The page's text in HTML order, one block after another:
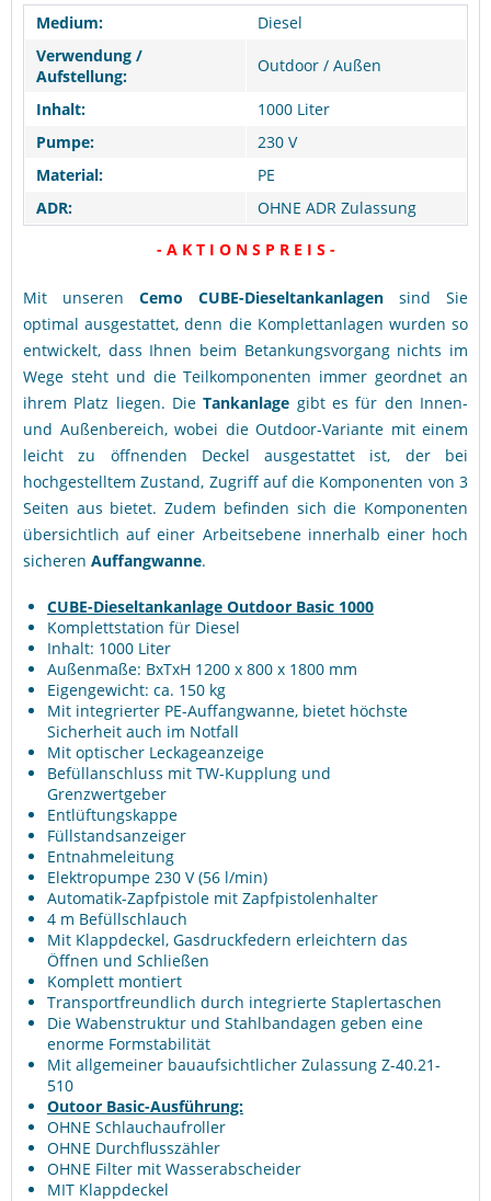
Medium:
Diesel
Verwendung /
Aufstellung:
Outdoor / Außen
Inhalt:
1000 Liter
Pumpe:
230 V
Material:
PE
ADR:
OHNE ADR Zulassung
- A K T I O N S P R E I S -
Mit unseren Cemo CUBE-Dieseltankanlagen sind Sie
optimal ausgestattet, denn die Komplettanlagen wurden so
entwickelt, dass Ihnen beim Betankungsvorgang nichts im
Wege steht und die Teilkomponenten immer geordnet an
ihrem Platz liegen. DieTankanlage gibt es für den Innen-
und Außenbereich, wobei die Outdoor-Variante mit einem
leicht zu öffnenden Deckel ausgestattet ist, der bei
hochgestelltem Zustand, Zugriff auf die Komponenten von 3
Seiten aus bietet. Zudem befinden sich die Komponenten
übersichtlich auf einer Arbeitsebene innerhalb einer hoch
sicheren Auffangwanne.
CUBE-Dieseltankanlage Outdoor Basic 1000
Komplettstation für Diesel
Inhalt: 1000 Liter
Außenmaße: BxTxH 1200 x 800 x 1800 mm
Eigengewicht: ca. 150 kg
Mit integrierter PE-Auffangwanne, bietet höchste
Sicherheit auch im Notfall
Mit optischer Leckageanzeige
Befüllanschluss mit TW-Kupplung und
Grenzwertgeber
Entlüftungskappe
Füllstandsanzeiger
Entnahmeleitung
Elektropumpe 230 V (56 l/min)
Automatik-Zapfpistole mit Zapfpistolenhalter
4 m Befüllschlauch
Mit Klappdeckel, Gasdruckfedern erleichtern das
Öffnen und Schließen
Komplett montiert
Transportfreundlich durch integrierte Staplertaschen
Die Wabenstruktur und Stahlbandagen geben eine
enorme Formstabilität
Mit allgemeiner bauaufsichtlicher Zulassung Z-40.21-
510
Outoor Basic-Ausführung:
OHNE Schlauchaufroller
OHNE Durchflusszähler
OHNE Filter mit Wasserabscheider
MIT Klappdeckel